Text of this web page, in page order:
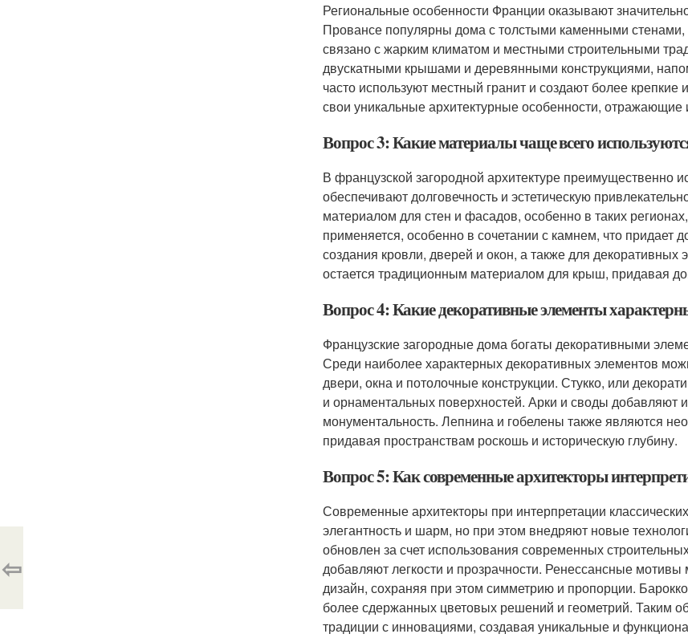
Региональные особенности Франции оказывают
Провансе популярны дома с толстыми каменными
связано с жарким климатом и местными строительными
двускатными крышами и деревянными конструкциями,
часто используют местный гранит и создают более
свои уникальные архитектурные особенности, отражающие
Вопрос 3: Какие материалы чаще всего
В французской загородной архитектуре преимущественно
обеспечивают долговечность и эстетическую
материалом для стен и фасадов, особенно в таких
применяется, особенно в сочетании с камнем, что придает
создания кровли, дверей и окон, а также для декоративных
остается традиционным материалом для крыш, придавая
Вопрос 4: Какие декоративные элементы
Французские загородные дома богаты декоративными
Среди наиболее характерных декоративных элементов
двери, окна и потолочные конструкции. Стукко, или
и орнаментальных поверхностей. Арки и своды добавляют
монументальность. Лепнина и гобелены также являются
придавая пространствам роскошь и историческую глубину.
Вопрос 5: Как современные архитекторы
Современные архитекторы при интерпретации
элегантность и шарм, но при этом внедряют новые
обновлен за счет использования современных
добавляют легкости и прозрачности. Ренессансные
дизайн, сохраняя при этом симметрию и пропорции.
более сдержанных цветовых решений и геометрий. Таким
традиции с инновациями, создавая уникальные и
⇦